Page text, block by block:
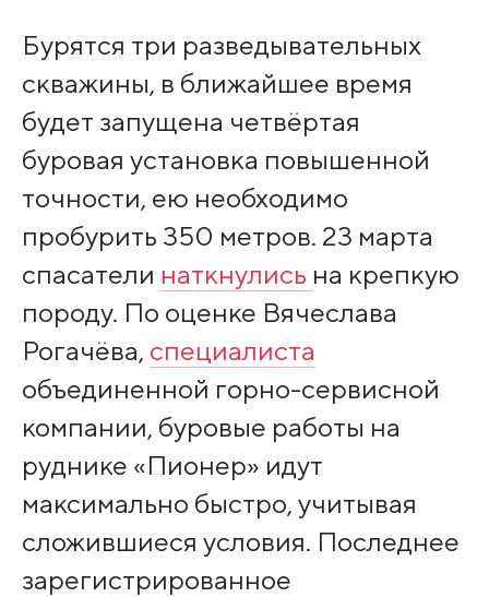
Бурятся три разведывательных
скважины, в ближайшее время
будет запущена четвёртая
буровая установка повышенной
точности, ею необходимо
пробурить 350 метров. 23 марта
спасатели наткнулись на крепкую
породу. По оценке Вячеслава
Рогачёва, специалиста
объединенной горно-сервисной
компании, буровые работы на
руднике «Пионер» идут
максимально быстро, учитывая
сложившиеся условия. Последнее
зарегистрированное